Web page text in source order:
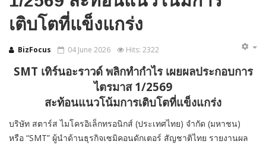
เติบโตที่แข็งแกร่ง
BizFocus 04 June 2026 Hits: 2322
SMT เทิร์นอะราวด์ พลิกทำกำไร เผยผลประกอบการ
ไตรมาส 1/2569
สะท้อนแนวโน้มการเติบโตที่แข็งแกร่ง
บริษัท สตาร์ส ไมโครอิเล็กทรอนิกส์ (ประเทศไทย) จำกัด (มหาชน)
หรือ “SMT” ผู้นำด้านธุรกิจเซมิคอนดักเตอร์ สัญชาติไทย รายงานผล